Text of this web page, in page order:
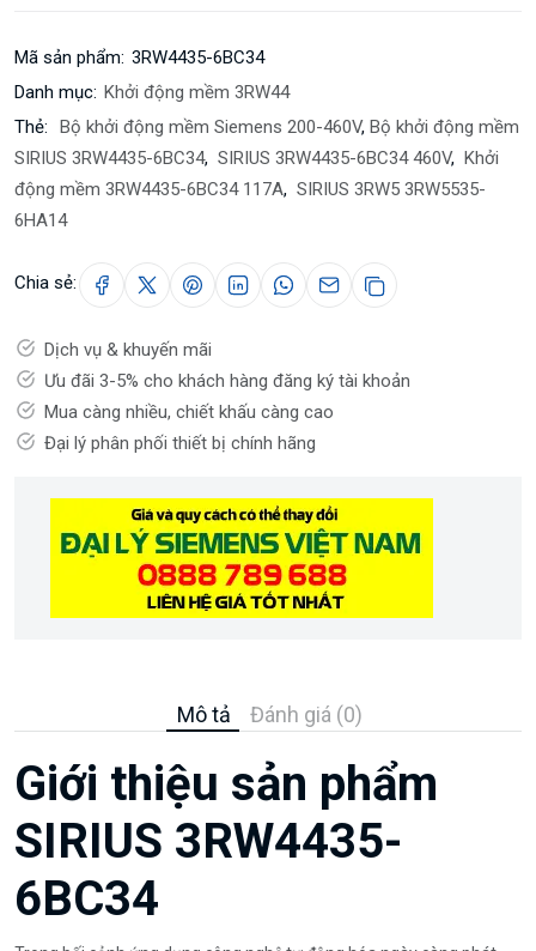
Mã sản phẩm: 3RW4435-6BC34
Danh mục: Khởi động mềm 3RW44
Thẻ:
Bộ khởi động mềm Siemens 200-460V, Bộ khởi động mềm
SIRIUS 3RW4435-6BC34, SIRIUS 3RW4435-6BC34 460V, Khởi
động mềm 3RW4435-6BC34 117A, SIRIUS 3RW5 3RW5535-
6HA14
Chia sẻ:
Dịch vụ & khuyến mãi
Ưu đãi 3-5% cho khách hàng đăng ký tài khoản
Mua càng nhiều, chiết khấu càng cao
Đại lý phân phối thiết bị chính hãng
Mô tả Đánh giá (0)
Giới thiệu sản phẩm
SIRIUS 3RW4435-
6BC34